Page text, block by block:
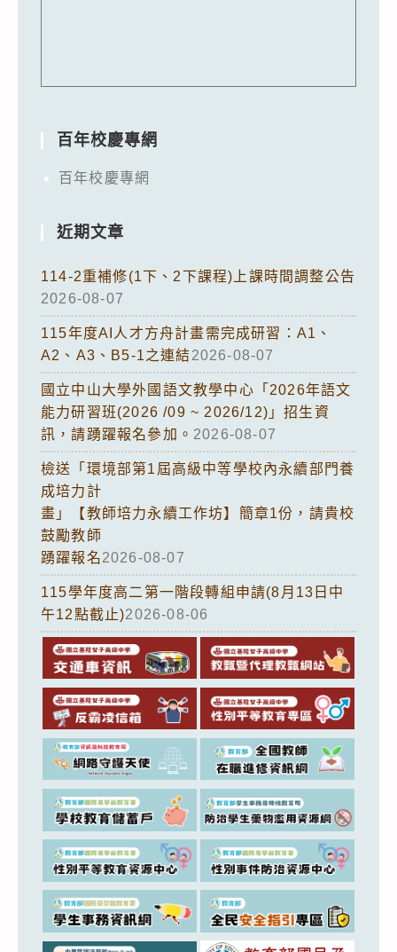
百年校慶專網
百年校慶專網
近期文章
114-2重補修(1下、2下課程)上課時間調整公告
2026-08-07
115年度AI人才方舟計畫需完成研習：A1、
A2、A3、B5-1之連結2026-08-07
國立中山大學外國語文教學中心「2026年語文
能力研習班(2026 /09 ~ 2026/12)」招生資
訊，請踴躍報名參加。 2026-08-07
檢送「環境部第1屆高級中等學校內永續部門養
成培力計
畫」【教師培力永續工作坊】簡章1份，請貴校
鼓勵教師
踴躍報名2026-08-07
115學年度高二第一階段轉組申請(8月13日中
午12點截止)2026-08-06